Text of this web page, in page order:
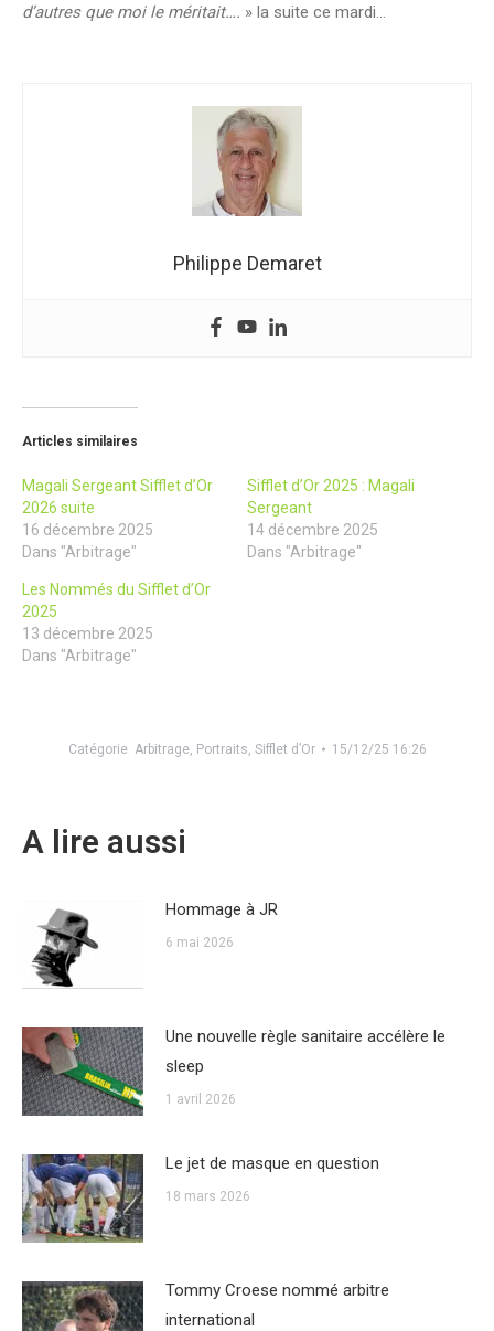
d’autres que moi le méritait…. » la suite ce mardi…
Philippe Demaret
Articles similaires
Magali Sergeant Sifflet d’Or
2026 suite
16 décembre 2025
Dans "Arbitrage"
Sifflet d’Or 2025 : Magali
Sergeant
14 décembre 2025
Dans "Arbitrage"
Les Nommés du Sifflet d’Or
2025
13 décembre 2025
Dans "Arbitrage"
Catégorie Arbitrage, Portraits, Sifflet d’Or 15/12/25 16:26
A lire aussi
Hommage à JR
6 mai 2026
Une nouvelle règle sanitaire accélère le
sleep
1 avril 2026
Le jet de masque en question
18 mars 2026
Tommy Croese nommé arbitre
international